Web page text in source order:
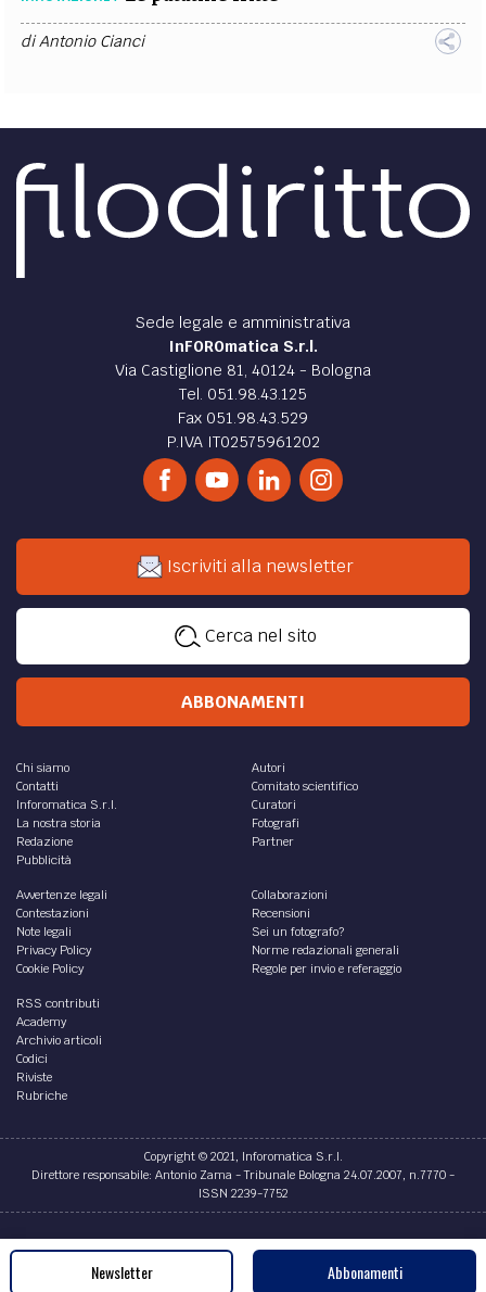
diAntonio Cianci
Sede legale e amministrativa
InFOROmatica S.r.l.
Via Castiglione 81, 40124 - Bologna
Tel. 051.98.43.125
Fax 051.98.43.529
P.IVA IT02575961202
Iscriviti alla newsletter
Cerca nel sito
ABBONAMENTI
Chi siamo
Contatti
Inforomatica S.r.l.
La nostra storia
Redazione
Pubblicità
Autori
Comitato scientifico
Curatori
Fotografi
Partner
Avvertenze legali
Contestazioni
Note legali
Privacy Policy
Cookie Policy
Collaborazioni
Recensioni
Sei un fotografo?
Norme redazionali generali
Regole per invio e referaggio
RSS contributi
Academy
Archivio articoli
Codici
Riviste
Rubriche
Copyright © 2021, Inforomatica S.r.l.
Direttore responsabile: Antonio Zama - Tribunale Bologna 24.07.2007, n.7770 -
ISSN 2239-7752
Credits
Newsletter Abbonamenti